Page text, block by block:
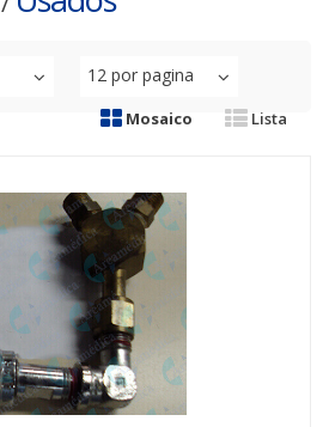
12 por pagina
Mosaico Lista